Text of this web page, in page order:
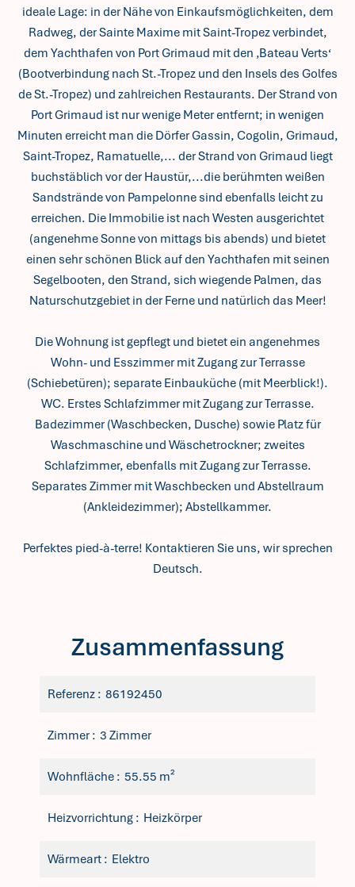
ideale Lage: in der Nähe von Einkaufsmöglichkeiten, dem
Radweg, der Sainte Maxime mit Saint-Tropez verbindet,
dem Yachthafen von Port Grimaud mit den ‚Bateau Verts‘
(Bootverbindung nach St.-Tropez und den Insels des Golfes
de St.-Tropez) und zahlreichen Restaurants. Der Strand von
Port Grimaud ist nur wenige Meter entfernt; in wenigen
Minuten erreicht man die Dörfer Gassin, Cogolin, Grimaud,
Saint-Tropez, Ramatuelle,... der Strand von Grimaud liegt
buchstäblich vor der Haustür,...die berühmten weißen
Sandstrände von Pampelonne sind ebenfalls leicht zu
erreichen. Die Immobilie ist nach Westen ausgerichtet
(angenehme Sonne von mittags bis abends) und bietet
einen sehr schönen Blick auf den Yachthafen mit seinen
Segelbooten, den Strand, sich wiegende Palmen, das
Naturschutzgebiet in der Ferne und natürlich das Meer!
Die Wohnung ist gepflegt und bietet ein angenehmes
Wohn- und Esszimmer mit Zugang zur Terrasse
(Schiebetüren); separate Einbauküche (mit Meerblick!).
WC. Erstes Schlafzimmer mit Zugang zur Terrasse.
Badezimmer (Waschbecken, Dusche) sowie Platz für
Waschmaschine und Wäschetrockner; zweites
Schlafzimmer, ebenfalls mit Zugang zur Terrasse.
Separates Zimmer mit Waschbecken und Abstellraum
(Ankleidezimmer); Abstellkammer.
Perfektes pied-à-terre! Kontaktieren Sie uns, wir sprechen
Deutsch.
Zusammenfassung
Referenz 86192450
Zimmer 3 Zimmer
Wohnfläche 55.55 m²
Heizvorrichtung Heizkörper
Wärmeart Elektro